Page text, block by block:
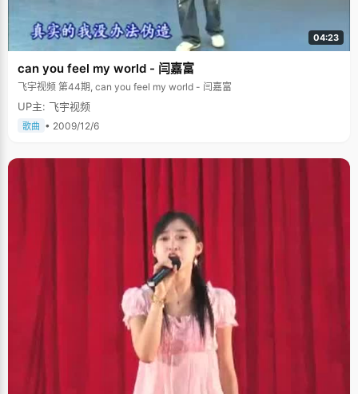
04:23
can you feel my world - 闫嘉富
飞宇视频 第44期, can you feel my world - 闫嘉富
UP主: 飞宇视频
歌曲 • 2009/12/6